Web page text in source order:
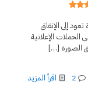
إلى الإنفاق
الحملات الإعلانية
الصورة […]
2 اقرأ المزيد